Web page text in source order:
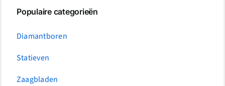
Populaire categorieën
Diamantboren
Statieven
Zaagbladen